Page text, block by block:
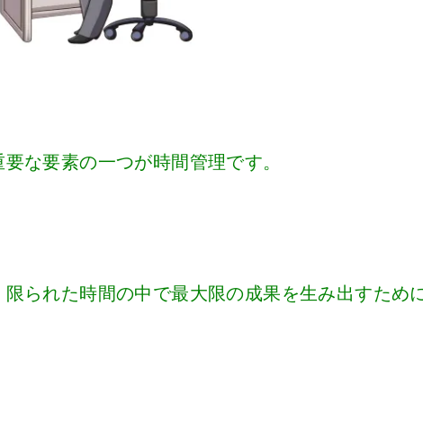
な要素の一つが時間管理です。
られた時間の中で最大限の成果を生み出すため